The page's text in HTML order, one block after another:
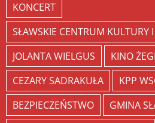
KONCERT
SŁAWSKIE CENTRUM KULTURY
JOLANTA WIELGUS
KINO
CEZARY SADRAKUŁA
KPP
BEZPIECZEŃSTWO
GMINA